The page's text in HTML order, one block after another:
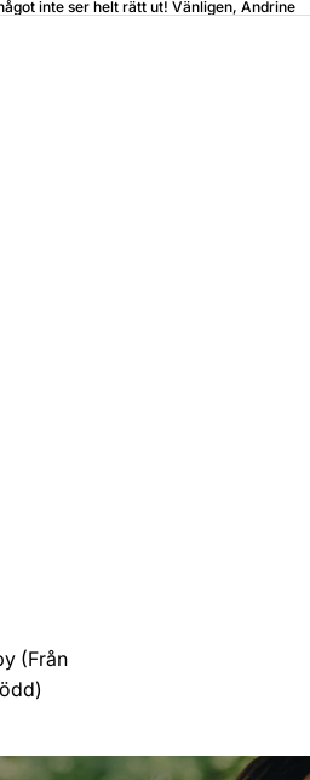
inte ser helt rätt ut! Vänligen, Andrine
(Från